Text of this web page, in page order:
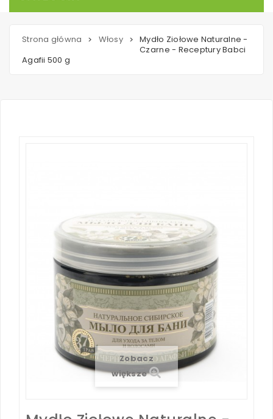
Strona główna > Włosy > Mydło Ziołowe Naturalne -
Czarne - Receptury Babci
Agafii 500 g
Zobacz
większe